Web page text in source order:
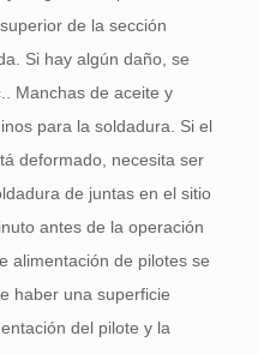
de la sección
Si hay algún daño, se
Manchas de aceite y
para la soldadura. Si el
deformado, necesita ser
de juntas en el sitio
antes de la operación
alimentación de pilotes se
haber una superficie
del pilote y la